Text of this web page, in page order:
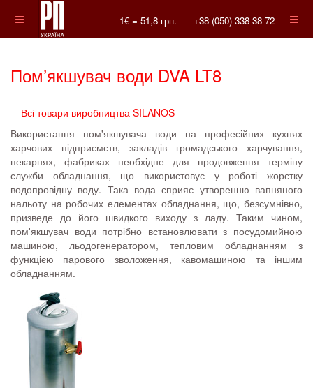
1€ = 51,8 грн. +38 (050) 338 38 72
Пом’якшувач води DVA LT8
Всі товари виробництва SILANOS
Використання пом'якшувача води на професійних кухнях
харчових підприємств, закладів громадського харчування,
пекарнях, фабриках необхідне для продовження терміну
служби обладнання, що використовує у роботі жорстку
водопровідну воду. Така вода сприяє утворенню вапняного
нальоту на робочих елементах обладнання, що, безсумнівно,
призведе до його швидкого виходу з ладу. Таким чином,
пом'якшувач води потрібно встановлювати з посудомийною
машиною, льодогенератором, тепловим обладнанням з
функцією парового зволоження, кавомашиною та іншим
обладнанням.